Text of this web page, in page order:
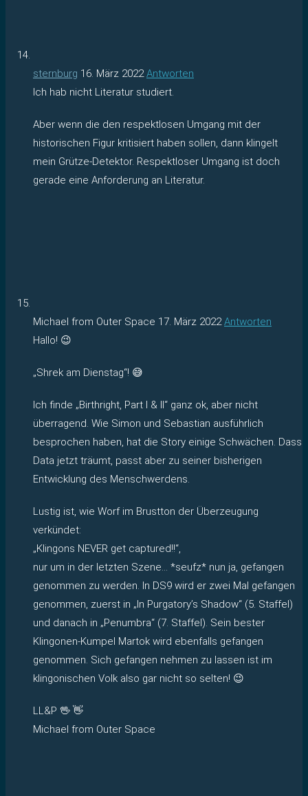
sternburg 16. März 2022 Antworten
Ich hab nicht Literatur studiert.
Aber wenn die den respektlosen Umgang mit der
historischen Figur kritisiert haben sollen, dann klingelt
mein Grütze-Detektor. Respektloser Umgang ist doch
gerade eine Anforderung an Literatur.
Michael from Outer Space 17. März 2022 Antworten
Hallo! 😉
„Shrek am Dienstag“! 😅
Ich finde „Birthright, Part I & II“ ganz ok, aber nicht
überragend. Wie Simon und Sebastian ausführlich
besprochen haben, hat die Story einige Schwächen. Dass
Data jetzt träumt, passt aber zu seiner bisherigen
Entwicklung des Menschwerdens.
Lustig ist, wie Worf im Brustton der Überzeugung
verkündet:
„Klingons NEVER get captured!!“,
nur um in der letzten Szene… *seufz* nun ja, gefangen
genommen zu werden. In DS9 wird er zwei Mal gefangen
genommen, zuerst in „In Purgatory’s Shadow“ (5. Staffel)
und danach in „Penumbra“ (7. Staffel). Sein bester
Klingonen-Kumpel Martok wird ebenfalls gefangen
genommen. Sich gefangen nehmen zu lassen ist im
klingonischen Volk also gar nicht so selten! 😉
LL&P 🖖 👋
Michael from Outer Space